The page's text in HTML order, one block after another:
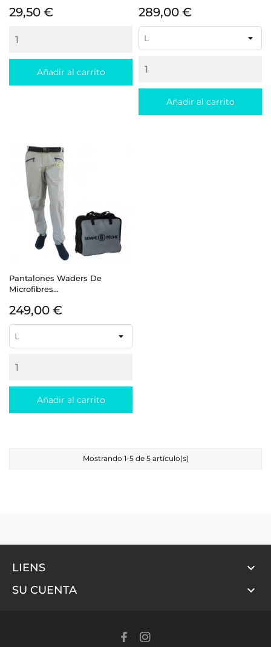
Precio
29,50 €
Añadir al carrito
Precio
289,00 €
Añadir al carrito
Pantalones Waders De
Microfibres...
Precio
249,00 €
Añadir al carrito
Mostrando 1-5 de 5 artículo(s)
LIENS 
SU CUENTA 